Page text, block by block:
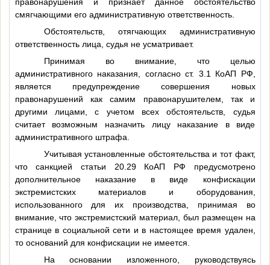
смягчающими его административную ответственность.
Обстоятельств, отягчающих административную
ответственность лица, судья не усматривает.
Принимая во внимание, что целью
административного наказания, согласно ст. 3.1 КоАП РФ,
является предупреждение совершения новых
правонарушений как самим правонарушителем, так и
другими лицами, с учетом всех обстоятельств, судья
считает возможным назначить лицу наказание в виде
административного штрафа.
Учитывая установленные обстоятельства и тот факт,
что санкцией статьи 20.29 КоАП РФ предусмотрено
дополнительное наказание в виде конфискации
экстремистских материалов и оборудования,
использованного для их производства, принимая во
внимание, что экстремистский материал, был размещен на
странице в социальной сети и в настоящее время удален,
то оснований для конфискации не имеется.
На основании изложенного, руководствуясь